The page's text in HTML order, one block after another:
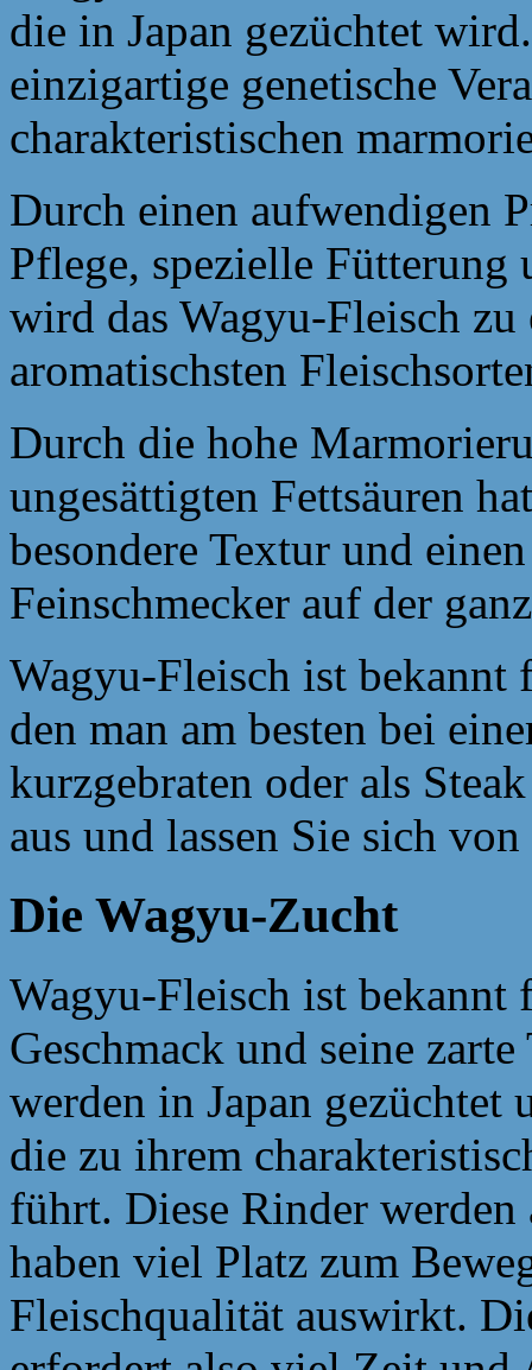
die in Japan gezüchtet
einzigartige genetische
charakteristischen
Durch einen aufwendigen
Pflege, spezielle Fütterung
wird das Wagyu-Fleisch zu
aromatischsten
Durch die hohe
ungesättigten Fettsäuren
besondere Textur und
Feinschmecker auf der
Wagyu-Fleisch ist bekannt
den man am besten bei
kurzgebraten oder als
aus und lassen Sie sich
Die Wagyu-Zucht
Wagyu-Fleisch ist bekannt
Geschmack und seine
werden in Japan gezüchtet
die zu ihrem
führt. Diese Rinder
haben viel Platz zum
Fleischqualität auswirkt.